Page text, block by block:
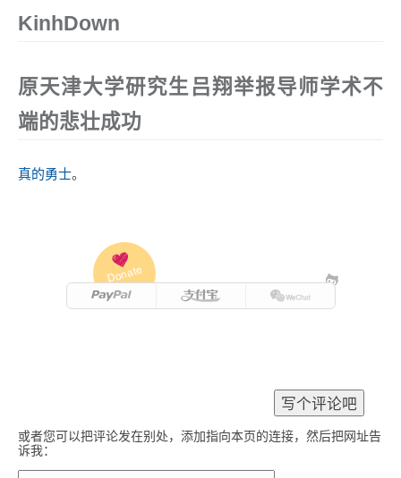
KinhDown
原天津大学研究生吕翔举报导师学术不
端的悲壮成功
真的勇士。
Donate
或者您可以把评论发在别处，添加指向本页的连接，然后把网址告
诉我：